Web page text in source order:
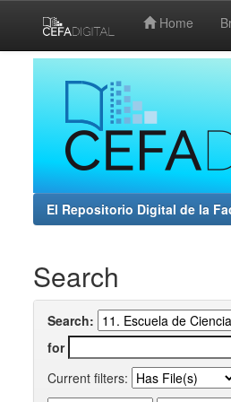
Home
El Repositorio Digital de la
Search
Search:
for
Current filters: